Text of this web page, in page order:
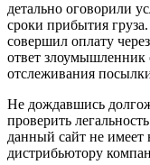
детально оговорили
сроки прибытия
совершил оплату
ответ злоумышленник
отслеживания
Не дождавшись
проверить
данный сайт не
дистрибьютору